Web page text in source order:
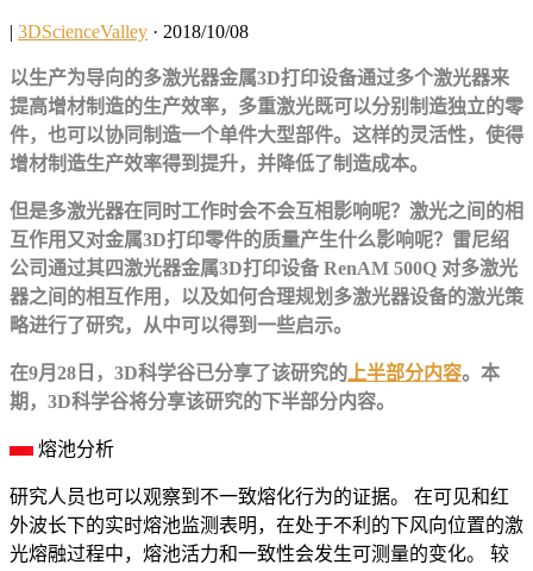
| 3DScienceValley · 2018/10/08
以生产为导向的多激光器金属3D打印设备通过多个激光器来
提高增材制造的生产效率，多重激光既可以分别制造独立的零
件，也可以协同制造一个单件大型部件。这样的灵活性，使得
增材制造生产效率得到提升，并降低了制造成本。
但是多激光器在同时工作时会不会互相影响呢？激光之间的相
互作用又对金属3D打印零件的质量产生什么影响呢？雷尼绍
公司通过其四激光器金属3D打印设备 RenAM 500Q 对多激光
器之间的相互作用，以及如何合理规划多激光器设备的激光策
略进行了研究，从中可以得到一些启示。
在9月28日，3D科学谷已分享了该研究的上半部分内容。本
期，3D科学谷将分享该研究的下半部分内容。
熔池分析
研究人员也可以观察到不一致熔化行为的证据。 在可见和红
外波长下的实时熔池监测表明，在处于不利的下风向位置的激
光熔融过程中，熔池活力和一致性会发生可测量的变化。 较